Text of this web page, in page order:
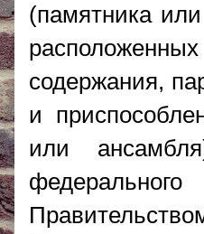
(памятника
содержания,
и
или